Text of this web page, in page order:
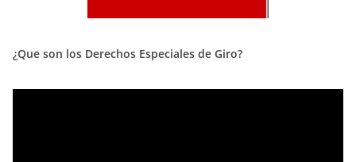
¿Que son los Derechos Especiales de Giro?